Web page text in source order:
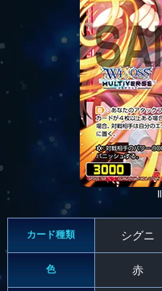
カード種類 シグニ
色 赤